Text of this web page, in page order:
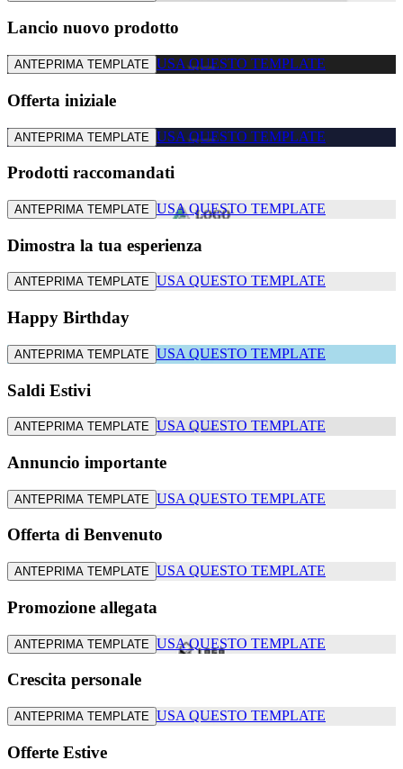
Lancio nuovo prodotto
ANTEPRIMA TEMPLATE USA QUESTO TEMPLATE
Offerta iniziale
ANTEPRIMA TEMPLATE USA QUESTO TEMPLATE
Prodotti raccomandati
ANTEPRIMA TEMPLATE USA QUESTO TEMPLATE
Dimostra la tua esperienza
ANTEPRIMA TEMPLATE USA QUESTO TEMPLATE
Happy Birthday
ANTEPRIMA TEMPLATE USA QUESTO TEMPLATE
Saldi Estivi
ANTEPRIMA TEMPLATE USA QUESTO TEMPLATE
Annuncio importante
ANTEPRIMA TEMPLATE USA QUESTO TEMPLATE
Offerta di Benvenuto
ANTEPRIMA TEMPLATE USA QUESTO TEMPLATE
Promozione allegata
ANTEPRIMA TEMPLATE USA QUESTO TEMPLATE
Crescita personale
ANTEPRIMA TEMPLATE USA QUESTO TEMPLATE
Offerte Estive